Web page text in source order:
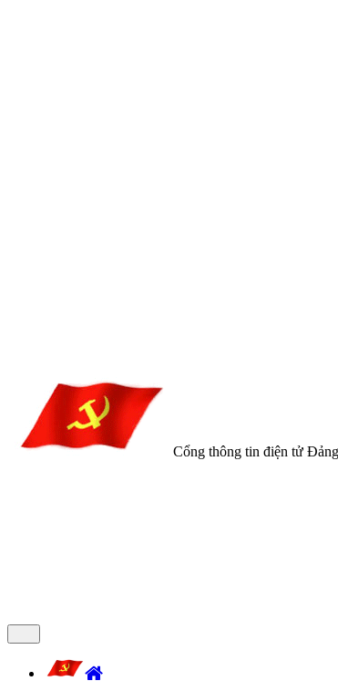
Cổng thông tin điện tử